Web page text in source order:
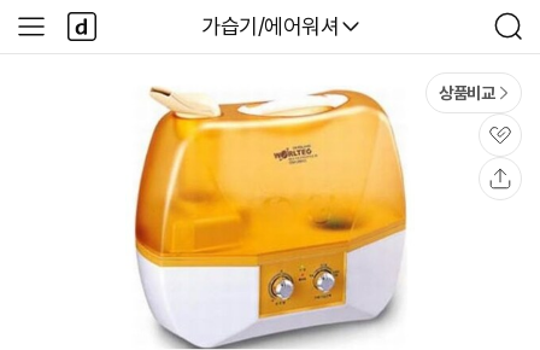
다나와
가습기/에어워셔
검
색
사
이
다
나
와
상품비교
관
심